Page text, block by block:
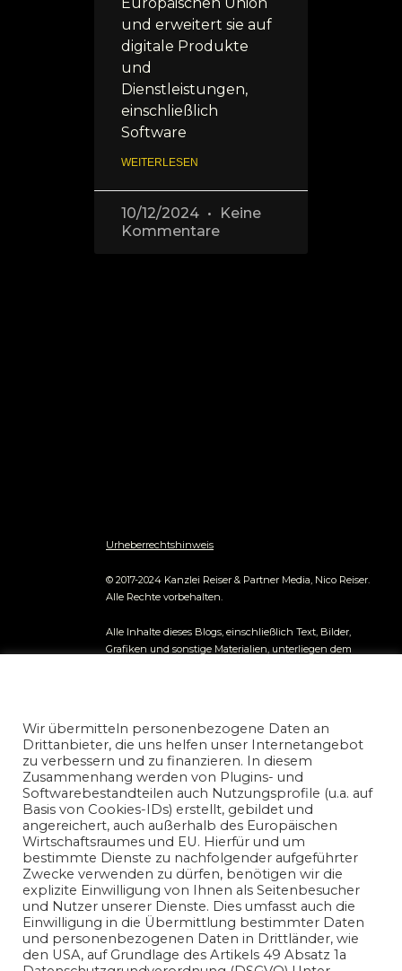
und erweitert sie auf
digitale Produkte
und
Dienstleistungen,
einschließlich
Software
WEITERLESEN
10/12/2024
Keine
Kommentare
Urheberrechtshinweis
© 2017-2024 Kanzlei Reiser & Partner Media, Nico Reiser.
Alle Rechte vorbehalten.
Alle Inhalte dieses Blogs, einschließlich Text, Bilder,
Grafiken und sonstige Materialien, unterliegen dem
und Publikationsanfragen richten Sie bitte an unsere
Redaktion.
Die auf diesem Blog veröffentlichten Informationen
dienen ausschließlich allgemeinen
Informationszwecken. Der Autor übernimmt keine
Gewähr für die Richtigkeit, Vollständigkeit oder
Aktualität der bereitgestellten Informationen. Jegliche
Haftung für Schäden, die direkt oder indirekt aus der
Nutzung der Inhalte entstehen, wird ausgeschlossen.
Wir übermitteln personenbezogene Daten an
Drittanbieter, die uns helfen unser Internetangebot
zu verbessern und zu finanzieren. In diesem
Zusammenhang werden von Plugins- und
Softwarebestandteilen auch Nutzungsprofile (u.a. auf
Basis von Cookies-IDs) erstellt, gebildet und
angereichert, auch außerhalb des Europäischen
Wirtschaftsraumes und EU. Hierfür und um
bestimmte Dienste zu nachfolgender aufgeführter
Zwecke verwenden zu dürfen, benötigen wir die
explizite Einwilligung von Ihnen als Seitenbesucher
und Nutzer unserer Dienste. Dies umfasst auch die
Einwilligung in die Übermittlung bestimmter Daten
und personenbezogenen Daten in Drittländer, wie
den USA, auf Grundlage des Artikels 49 Absatz 1a